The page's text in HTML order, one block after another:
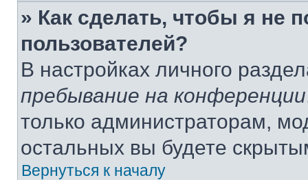
» Как сделать, чтобы я не
пользователей?
В настройках личного
пребывание на конференции
только администраторам,
остальных вы будете
Вернуться к началу